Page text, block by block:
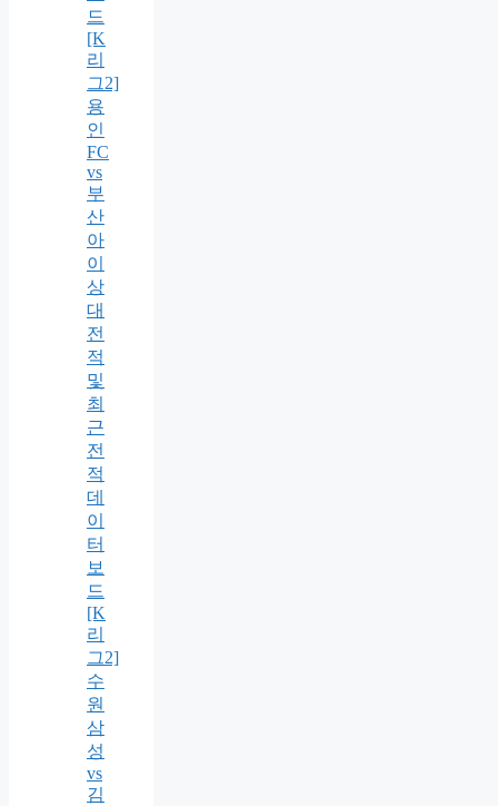
드
[K
리
그2]
용
인
FC
vs
부
산
아
이
상
대
전
적
및
최
근
전
적
데
이
터
보
드
[K
리
그2]
수
원
삼
성
vs
김